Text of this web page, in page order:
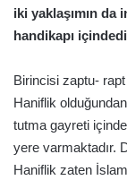
iki yaklaşımın da
handikapı
Birincisi zaptu-
Haniflik
tutma gayreti
yere varmaktadır.
Haniflik zaten